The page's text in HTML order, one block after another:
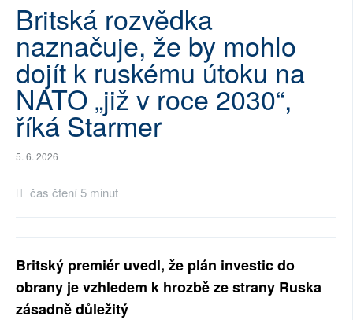
Britská rozvědka
naznačuje, že by mohlo
dojít k ruskému útoku na
NATO „již v roce 2030“,
říká Starmer
5. 6. 2026
čas čtení 5 minut
Britský premiér uvedl, že plán investic do
obrany je vzhledem k hrozbě ze strany Ruska
zásadně důležitý